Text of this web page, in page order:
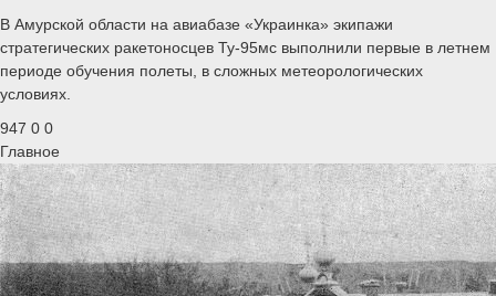
В Амурской области на авиабазе «Украинка» экипажи
стратегических ракетоносцев Ту-95мс выполнили первые в летнем
периоде обучения полеты, в сложных метеорологических
условиях.
947 0 0
Главное